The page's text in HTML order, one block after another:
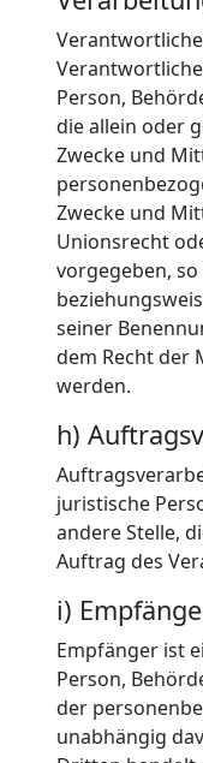
Person,
die allein oder
Zwecke und
Zwecke und
Unionsrecht
vorgegeben,
seiner
dem Recht der
werden.
h)
juristische
andere Stelle,
Auftrag des
i)
Empfänger ist
Person,
der
unabhängig